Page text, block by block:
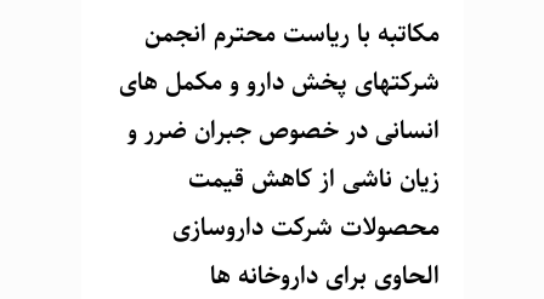
مکاتبه با ریاست محترم انجمن
شرکتهای پخش دارو و مکمل های
انسانی در خصوص جبران ضرر و
زیان ناشی از کاهش قیمت
محصولات شرکت داروسازی
الحاوی برای داروخانه ها